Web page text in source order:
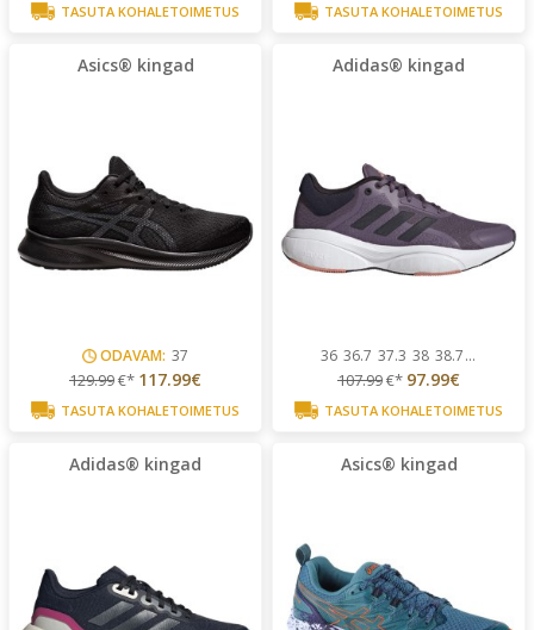
TASUTA KOHALETOIMETUS TASUTA KOHALETOIMETUS
Asics® kingad
ODAVAM: 37
129.99€* 117.99€
TASUTA KOHALETOIMETUS
Adidas® kingad
36 36.7 37.3 38 38.7...
107.99€* 97.99€
TASUTA KOHALETOIMETUS
Adidas® kingad Asics® kingad